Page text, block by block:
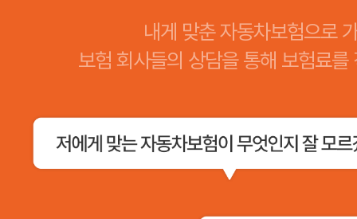
내게 맞춘 자동차보험으로
보험 회사들의 상담을 통해 보험료를